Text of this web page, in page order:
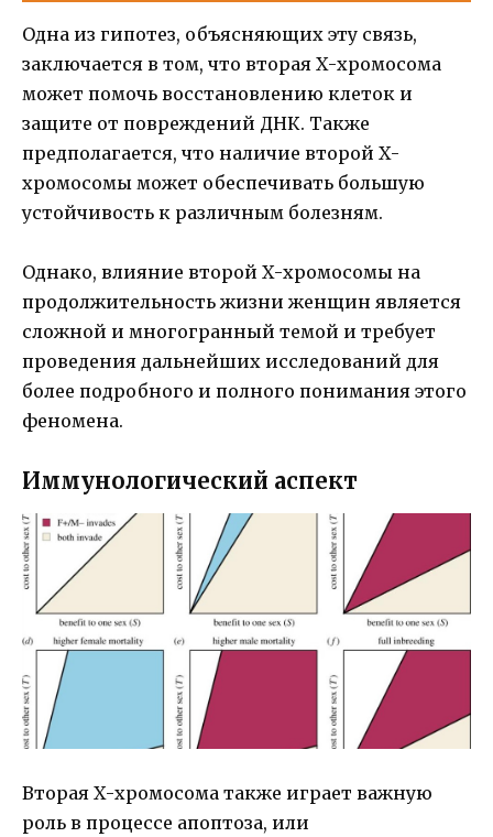
Одна из гипотез, объясняющих эту связь,
заключается в том, что вторая Х-хромосома
может помочь восстановлению клеток и
защите от повреждений ДНК. Также
предполагается, что наличие второй Х-
хромосомы может обеспечивать большую
устойчивость к различным болезням.
Однако, влияние второй Х-хромосомы на
продолжительность жизни женщин является
сложной и многогранный темой и требует
проведения дальнейших исследований для
более подробного и полного понимания этого
феномена.
Иммунологический аспект
Вторая Х-хромосома также играет важную
роль в процессе апоптоза, или